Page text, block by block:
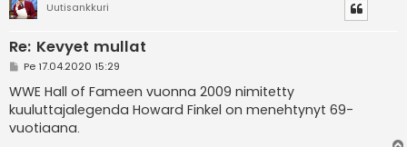
Uutisankkuri
Re: Kevyet mullat
V
e
s
t
i
Pe 17.04.2020 15:29
WWE Hall of Fameen vuonna 2009 nimitetty
kuuluttajalegenda Howard Finkel on menehtynyt 69-
vuotiaana.